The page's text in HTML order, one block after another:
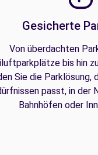
Gesicherte
Von überdachten
bis hin
Sie die Parklösung,
passt, in der
Bahnhöfen oder